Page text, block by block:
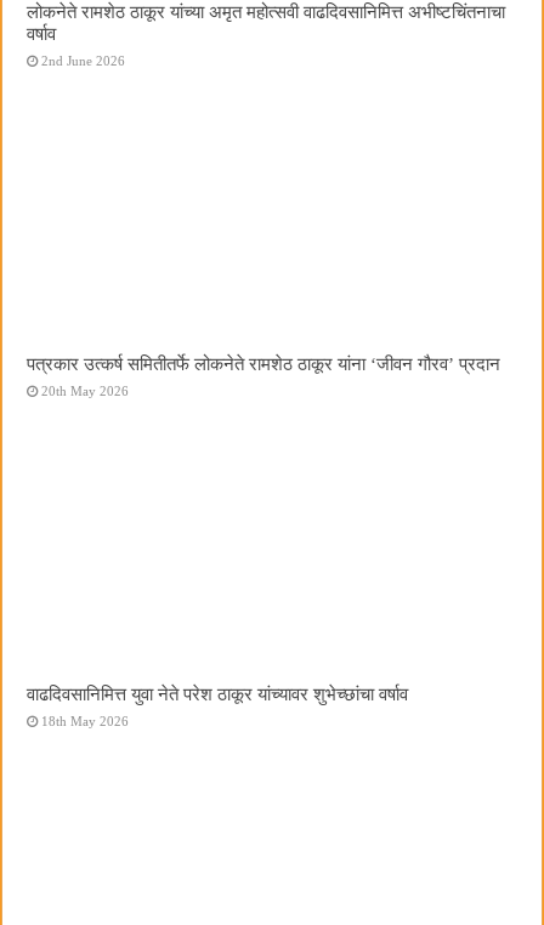
लोकनेते रामशेठ ठाकूर यांच्या अमृत महोत्सवी वाढदिवसानिमित्त अभीष्टचिंतनाचा
वर्षाव
2nd June 2026
पत्रकार उत्कर्ष समितीतर्फे लोकनेते रामशेठ ठाकूर यांना ‌‘जीवन गौरव‌’ प्रदान
20th May 2026
वाढदिवसानिमित्त युवा नेते परेश ठाकूर यांच्यावर शुभेच्छांचा वर्षाव
18th May 2026